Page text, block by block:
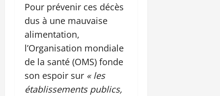
Pour prévenir ces décès
dus à une mauvaise
alimentation,
l’Organisation mondiale
de la santé (OMS) fonde
son espoir sur « les
établissements publics,